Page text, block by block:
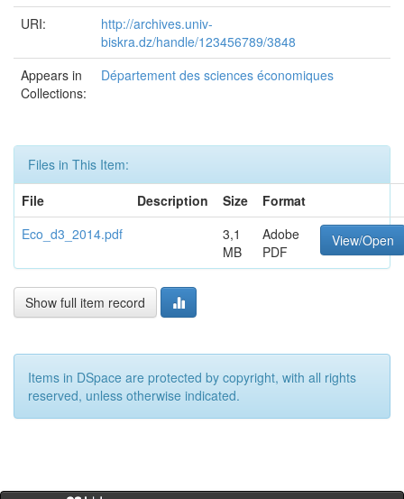
URI:
http://archives.univ-
biskra.dz/handle/123456789/3848
Appears in
Collections:
Département des sciences économiques
Files in This Item:
File
Description Size
Format
Eco_d3_2014.pdf
3,1
MB
Adobe
PDF
View/Open
Show full item record
Items in DSpace are protected by copyright, with all rights
reserved, unless otherwise indicated.